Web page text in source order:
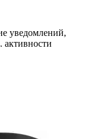
уведомлений,
активности